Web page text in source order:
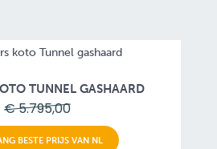
TUNNEL GASHAARD
€ 5.795,00
BESTE PRIJS VAN NL